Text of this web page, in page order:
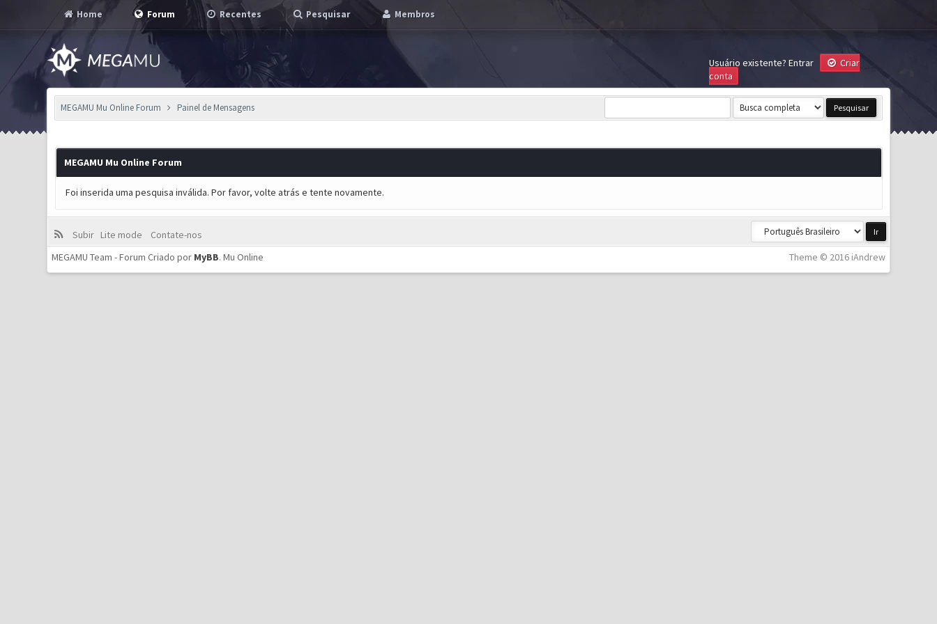
Home Forum Recentes Pesquisar Membros
Usuário existente? Entrar
Criar
conta
MEGAMU Mu Online Forum Painel de Mensagens
MEGAMU Mu Online Forum
Foi inserida uma pesquisa inválida. Por favor, volte atrás e tente novamente.
Subir Lite mode
Contate-nos
Theme © 2016 iAndrew
MEGAMU Team - Forum Criado por MyBB.Mu Online